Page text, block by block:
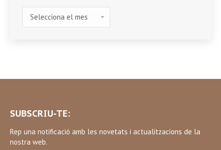
SUBSCRIU-TE:
Rep una notificació amb les novetats i actualitzacions de la
nostra web.